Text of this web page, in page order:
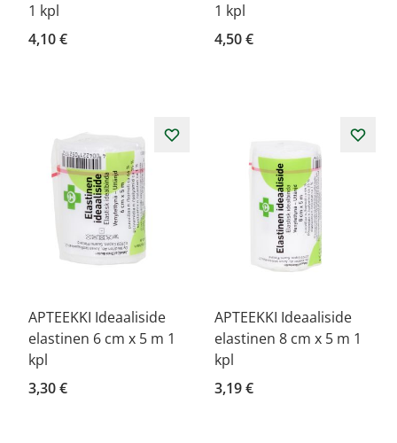
1 kpl
4,10 €
1 kpl
4,50 €
APTEEKKI Ideaaliside
elastinen 6 cm x 5 m 1
kpl
3,30 €
APTEEKKI Ideaaliside
elastinen 8 cm x 5 m 1
kpl
3,19 €